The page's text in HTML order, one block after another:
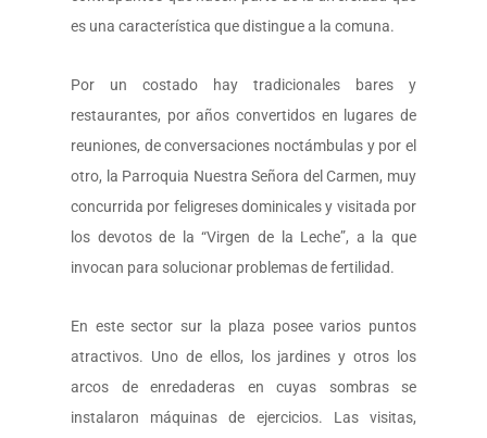
es una característica que distingue a la comuna.
Por un costado hay tradicionales bares y
restaurantes, por años convertidos en lugares de
reuniones, de conversaciones noctámbulas y por el
otro, la Parroquia Nuestra Señora del Carmen, muy
concurrida por feligreses dominicales y visitada por
los devotos de la “Virgen de la Leche”, a la que
invocan para solucionar problemas de fertilidad.
En este sector sur la plaza posee varios puntos
atractivos. Uno de ellos, los jardines y otros los
arcos de enredaderas en cuyas sombras se
instalaron máquinas de ejercicios. Las visitas,